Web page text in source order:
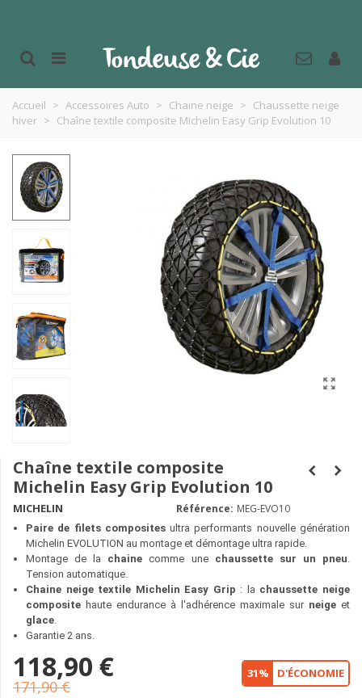
Accueil > Accessoires Auto > Chaine neige > Chaussette neige
hiver > Chaîne textile composite Michelin Easy Grip Evolution 10
Chaîne textile composite
Michelin Easy Grip Evolution 10
MICHELIN Référence: MEG-EVO10
Paire de filets compositesultra performants nouvelle génération
Michelin EVOLUTION au montage et démontage ultra rapide.
Montage de la chaine comme une chaussette sur un pneu.
Tension automatique.
Chaine neige textile Michelin Easy Grip : la chaussette neige
composite haute endurance à l'adhérence maximale sur neige et
glace.
Garantie 2 ans.
118,90 €
171,90 €
31% D'ÉCONOMIE